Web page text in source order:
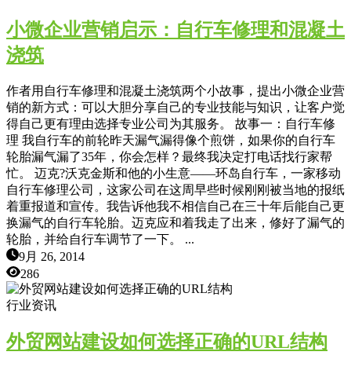
小微企业营销启示：自行车修理和混凝土
浇筑
作者用自行车修理和混凝土浇筑两个小故事，提出小微企业营
销的新方式：可以大胆分享自己的专业技能与知识，让客户觉
得自己更有理由选择专业公司为其服务。 故事一：自行车修
理 我自行车的前轮昨天漏气漏得像个煎饼，如果你的自行车
轮胎漏气漏了35年，你会怎样？最终我决定打电话找行家帮
忙。 迈克?沃克金斯和他的小生意——环岛自行车，一家移动
自行车修理公司，这家公司在这周早些时候刚刚被当地的报纸
着重报道和宣传。我告诉他我不相信自己在三十年后能自己更
换漏气的自行车轮胎。迈克应和着我走了出来，修好了漏气的
轮胎，并给自行车调节了一下。 ...
9月 26, 2014
286
行业资讯
外贸网站建设如何选择正确的URL结构